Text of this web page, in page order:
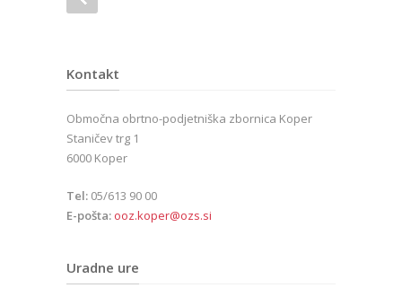
Kontakt
Območna obrtno-podjetniška zbornica Koper
Staničev trg 1
6000 Koper
Tel: 05/613 90 00
E-pošta: ooz.koper@ozs.si
Uradne ure